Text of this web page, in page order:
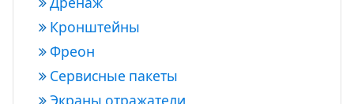
Кронштейны
Фреон
Сервисные пакеты
Экраны отражатели